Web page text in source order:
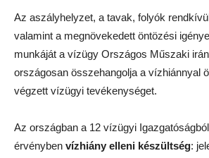
Az aszályhelyzet, a tavak, folyók
valamint a megnövekedett öntözési
munkáját a vízügy Országos Műszaki
országosan összehangolja a vízhiánnyal
végzett vízügyi tevékenységet.
Az országban a 12 vízügyi
érvényben vízhiány elleni készültség: